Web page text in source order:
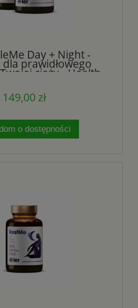
Day + Night -
prawidłowego
ciąży - Health
149,00 zł
o dostępności